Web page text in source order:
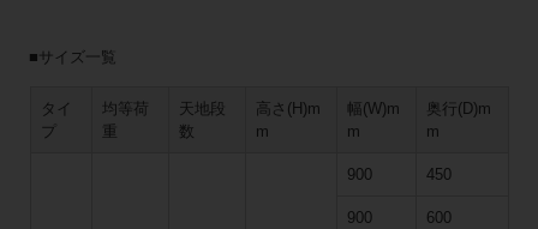
■サイズ一覧
タイ
プ
均等荷
天地段
数
高さ(H)m
m
幅(W)m
m
奥行(D)m
m
900 450
900 600